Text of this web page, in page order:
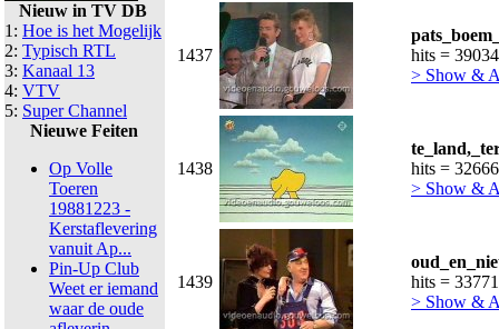
Nieuw in TV DB
1: Hoe is het Mogelijk
2: Typisch RTL
3: Kanaal 13
4: VTV
5: Super Channel
Nieuwe Feiten
Op Volle
Toeren
19881223 -
Kerstaflevering
vanuit Ap...
Pin-Up Club
Weet er iemand
waar de oude
1437
hits = 39034
> Show &
1438
hits = 32666
> Show &
1439
hits = 33771
> Show &